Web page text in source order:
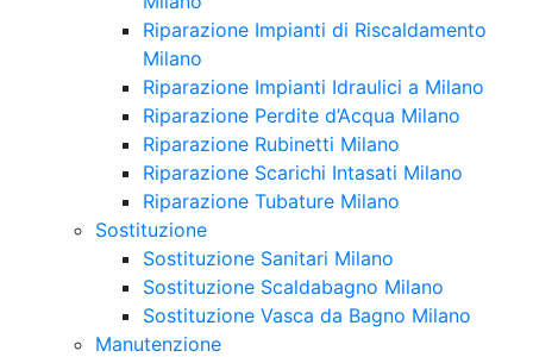
Riparazione Impianti di Riscaldamento
Milano
Riparazione Impianti Idraulici a Milano
Riparazione Perdite d’Acqua Milano
Riparazione Rubinetti Milano
Riparazione Scarichi Intasati Milano
Riparazione Tubature Milano
Sostituzione
Sostituzione Sanitari Milano
Sostituzione Scaldabagno Milano
Sostituzione Vasca da Bagno Milano
Manutenzione